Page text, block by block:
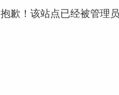
抱歉！该站点已经被管理